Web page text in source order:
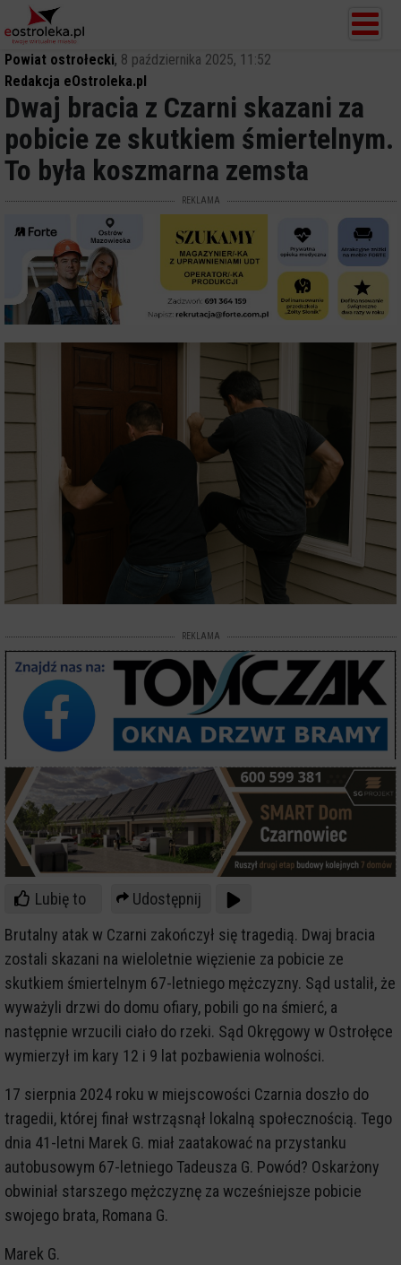
Powiat ostrołecki, 8 października 2025, 11:52
Redakcja eOstroleka.pl
Dwaj bracia z Czarni skazani za
pobicie ze skutkiem śmiertelnym.
To była koszmarna zemsta
REKLAMA
REKLAMA
Lubię to
Udostępnij
Brutalny atak w Czarni zakończył się tragedią. Dwaj bracia
zostali skazani na wieloletnie więzienie za pobicie ze
skutkiem śmiertelnym 67-letniego mężczyzny. Sąd ustalił, że
wyważyli drzwi do domu ofiary, pobili go na śmierć, a
następnie wrzucili ciało do rzeki. Sąd Okręgowy w Ostrołęce
wymierzył im kary 12 i 9 lat pozbawienia wolności.
17 sierpnia 2024 roku w miejscowości Czarnia doszło do
tragedii, której finał wstrząsnął lokalną społecznością. Tego
dnia 41-letni Marek G. miał zaatakować na przystanku
autobusowym 67-letniego Tadeusza G. Powód? Oskarżony
obwiniał starszego mężczyznę za wcześniejsze pobicie
swojego brata, Romana G.
Marek G.